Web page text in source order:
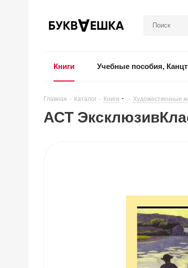
Книги Учебные пособия,
Главная - Каталог - Книги - Художественные
АСТ